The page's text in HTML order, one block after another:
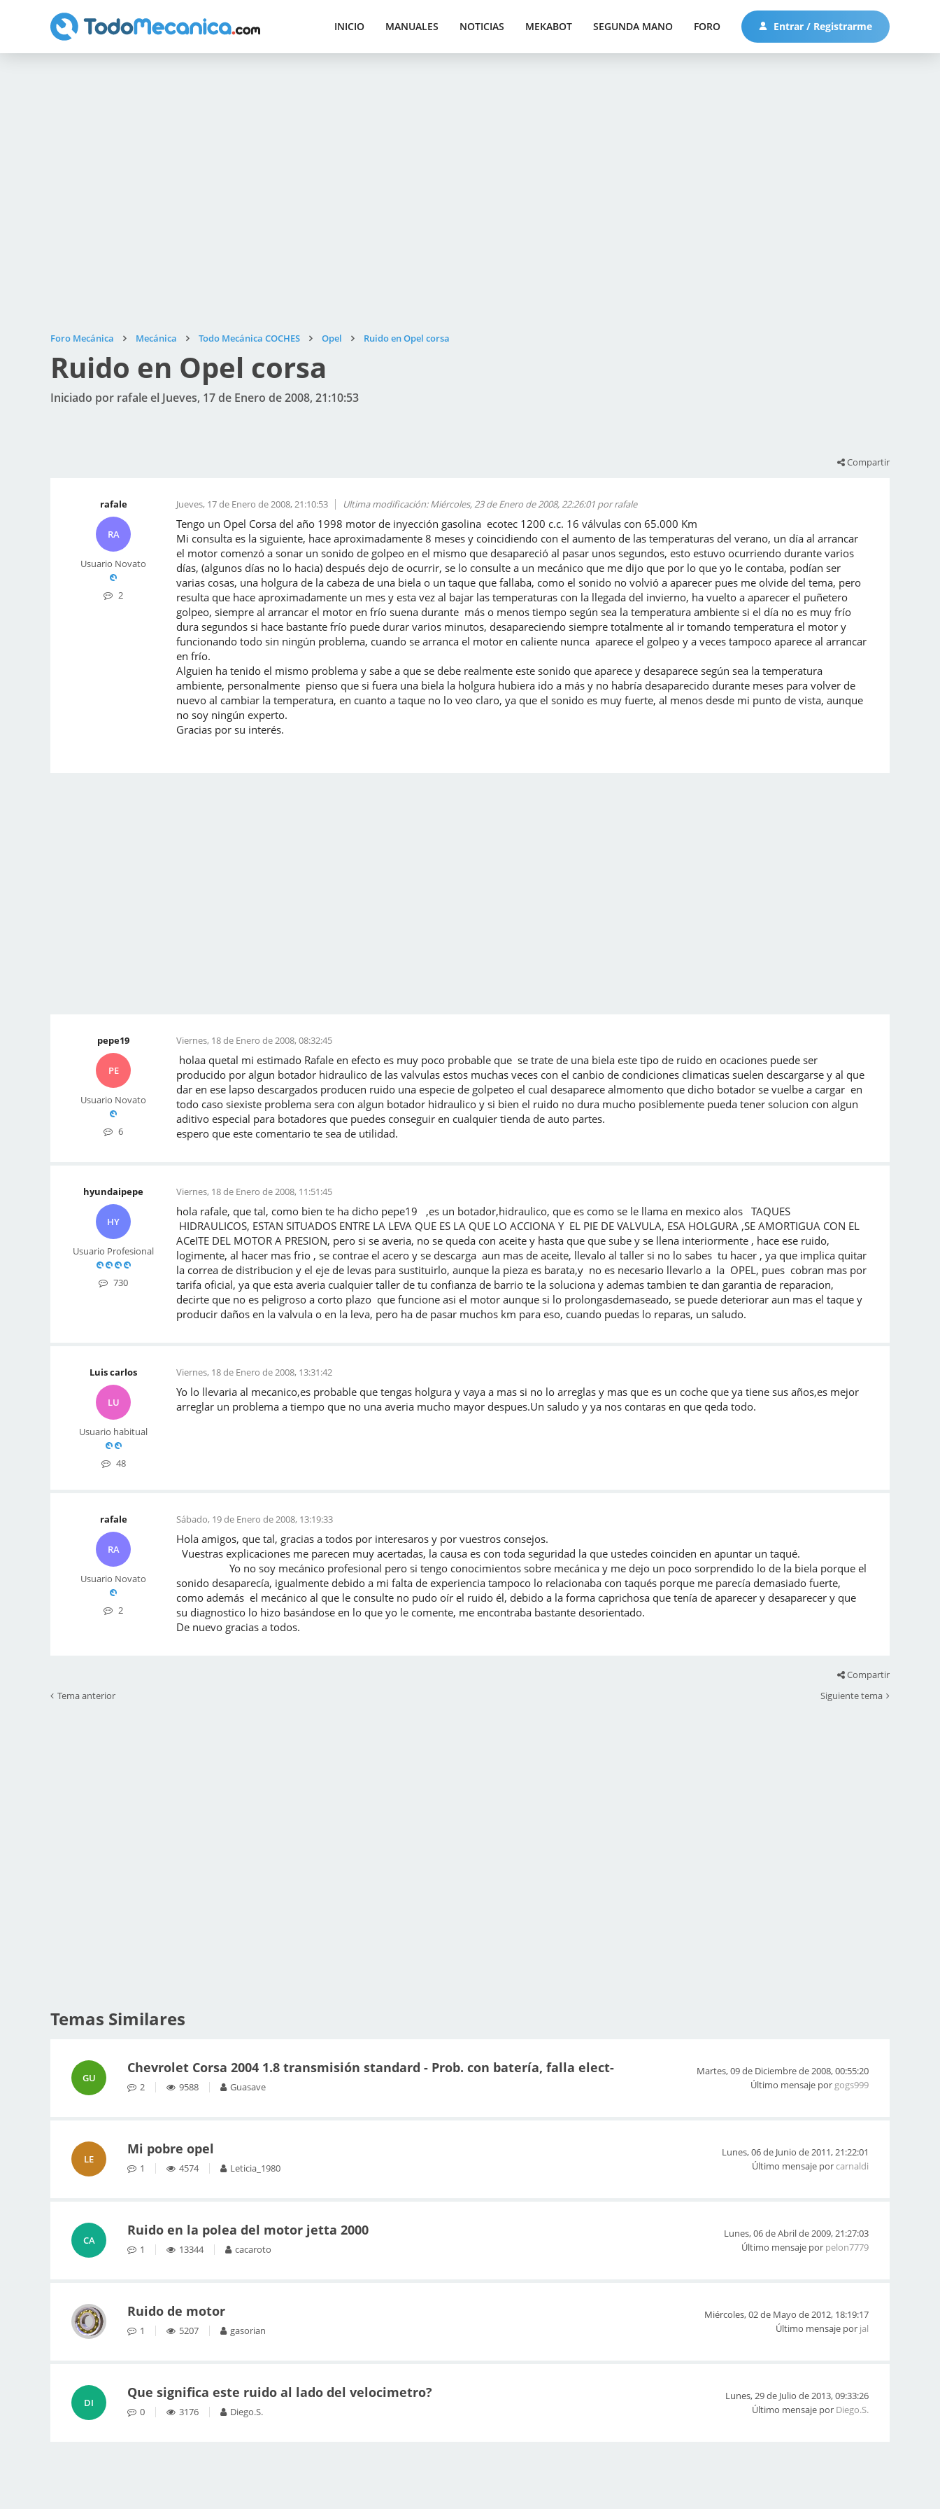
INICIO MANUALES NOTICIAS MEKABOT SEGUNDA MANO FORO Entrar / Registrarme
Foro Mecánica Mecánica Todo Mecánica COCHES Opel Ruido en Opel corsa
Ruido en Opel corsa
Iniciado por rafale el Jueves, 17 de Enero de 2008, 21:10:53
Compartir
rafale
RA
Usuario Novato
2
Jueves, 17 de Enero de 2008, 21:10:53 Ultima modificación: Miércoles, 23 de Enero de 2008, 22:26:01 por rafale
Tengo un Opel Corsa del año 1998 motor de inyección gasolina ecotec 1200 c.c. 16 válvulas con 65.000 Km
Mi consulta es la siguiente, hace aproximadamente 8 meses y coincidiendo con el aumento de las temperaturas del verano, un día al arrancar
el motor comenzó a sonar un sonido de golpeo en el mismo que desapareció al pasar unos segundos, esto estuvo ocurriendo durante varios
días, (algunos días no lo hacia) después dejo de ocurrir, se lo consulte a un mecánico que me dijo que por lo que yo le contaba, podían ser
varias cosas, una holgura de la cabeza de una biela o un taque que fallaba, como el sonido no volvió a aparecer pues me olvide del tema, pero
resulta que hace aproximadamente un mes y esta vez al bajar las temperaturas con la llegada del invierno, ha vuelto a aparecer el puñetero
golpeo, siempre al arrancar el motor en frío suena durante más o menos tiempo según sea la temperatura ambiente si el día no es muy frío
dura segundos si hace bastante frío puede durar varios minutos, desapareciendo siempre totalmente al ir tomando temperatura el motor y
funcionando todo sin ningún problema, cuando se arranca el motor en caliente nunca aparece el golpeo y a veces tampoco aparece al arrancar
en frío.
Alguien ha tenido el mismo problema y sabe a que se debe realmente este sonido que aparece y desaparece según sea la temperatura
ambiente, personalmente pienso que si fuera una biela la holgura hubiera ido a más y no habría desaparecido durante meses para volver de
nuevo al cambiar la temperatura, en cuanto a taque no lo veo claro, ya que el sonido es muy fuerte, al menos desde mi punto de vista, aunque
no soy ningún experto.
Gracias por su interés.
pepe19
PE
Usuario Novato
6
Viernes, 18 de Enero de 2008, 08:32:45
holaa quetal mi estimado Rafale en efecto es muy poco probable que se trate de una biela este tipo de ruido en ocaciones puede ser
producido por algun botador hidraulico de las valvulas estos muchas veces con el canbio de condiciones climaticas suelen descargarse y al que
dar en ese lapso descargados producen ruido una especie de golpeteo el cual desaparece almomento que dicho botador se vuelbe a cargar en
todo caso siexiste problema sera con algun botador hidraulico y si bien el ruido no dura mucho posiblemente pueda tener solucion con algun
aditivo especial para botadores que puedes conseguir en cualquier tienda de auto partes.
espero que este comentario te sea de utilidad.
hyundaipepe
HY
Usuario Profesional
730
Viernes, 18 de Enero de 2008, 11:51:45
hola rafale, que tal, como bien te ha dicho pepe19 ,es un botador,hidraulico, que es como se le llama en mexico alos TAQUES
HIDRAULICOS, ESTAN SITUADOS ENTRE LA LEVA QUE ES LA QUE LO ACCIONA Y EL PIE DE VALVULA, ESA HOLGURA ,SE AMORTIGUA CON EL
ACeITE DEL MOTOR A PRESION, pero si se averia, no se queda con aceite y hasta que que sube y se llena interiormente , hace ese ruido,
logimente, al hacer mas frio , se contrae el acero y se descarga aun mas de aceite, llevalo al taller si no lo sabes tu hacer , ya que implica quitar
la correa de distribucion y el eje de levas para sustituirlo, aunque la pieza es barata,y no es necesario llevarlo a la OPEL, pues cobran mas por
tarifa oficial, ya que esta averia cualquier taller de tu confianza de barrio te la soluciona y ademas tambien te dan garantia de reparacion,
decirte que no es peligroso a corto plazo que funcione asi el motor aunque si lo prolongasdemaseado, se puede deteriorar aun mas el taque y
producir daños en la valvula o en la leva, pero ha de pasar muchos km para eso, cuando puedas lo reparas, un saludo.
Luis carlos
LU
Usuario habitual
48
Viernes, 18 de Enero de 2008, 13:31:42
Yo lo llevaria al mecanico,es probable que tengas holgura y vaya a mas si no lo arreglas y mas que es un coche que ya tiene sus años,es mejor
arreglar un problema a tiempo que no una averia mucho mayor despues.Un saludo y ya nos contaras en que qeda todo.
rafale
RA
Usuario Novato
2
Sábado, 19 de Enero de 2008, 13:19:33
Hola amigos, que tal, gracias a todos por interesaros y por vuestros consejos.
Vuestras explicaciones me parecen muy acertadas, la causa es con toda seguridad la que ustedes coinciden en apuntar un taqué.
Yo no soy mecánico profesional pero si tengo conocimientos sobre mecánica y me dejo un poco sorprendido lo de la biela porque el
sonido desaparecía, igualmente debido a mi falta de experiencia tampoco lo relacionaba con taqués porque me parecía demasiado fuerte,
como además el mecánico al que le consulte no pudo oír el ruido él, debido a la forma caprichosa que tenía de aparecer y desaparecer y que
su diagnostico lo hizo basándose en lo que yo le comente, me encontraba bastante desorientado.
De nuevo gracias a todos.
Compartir
Tema anterior
Siguiente tema
Temas Similares
GU
Chevrolet Corsa 2004 1.8 transmisión standard - Prob. con batería, falla elect-
2 9588 Guasave
Martes, 09 de Diciembre de 2008, 00:55:20
Último mensaje por gogs999
LE
Mi pobre opel
1 4574 Leticia_1980
Lunes, 06 de Junio de 2011, 21:22:01
Último mensaje porcarnaldi
CA
Ruido en la polea del motor jetta 2000
1 13344 cacaroto
Lunes, 06 de Abril de 2009, 21:27:03
Último mensaje por pelon7779
Ruido de motor
1 5207 gasorian
Miércoles, 02 de Mayo de 2012, 18:19:17
Último mensaje por jal
DI
Que significa este ruido al lado del velocimetro?
0 3176 Diego.S.
Lunes, 29 de Julio de 2013, 09:33:26
Último mensaje por Diego.S.